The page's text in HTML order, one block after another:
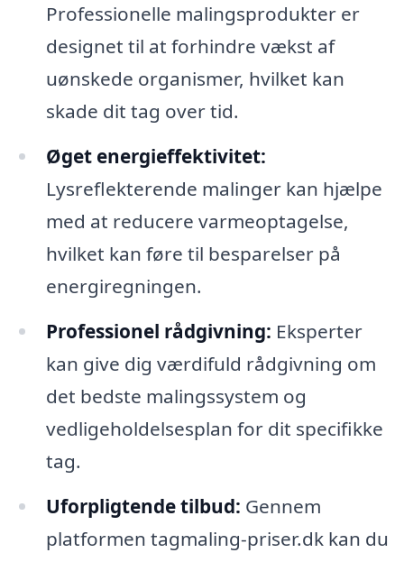
Professionelle malingsprodukter er
designet til at forhindre vækst af
uønskede organismer, hvilket kan
skade dit tag over tid.
Øget energieffektivitet:
Lysreflekterende malinger kan hjælpe
med at reducere varmeoptagelse,
hvilket kan føre til besparelser på
energiregningen.
Professionel rådgivning: Eksperter
kan give dig værdifuld rådgivning om
det bedste malingssystem og
vedligeholdelsesplan for dit specifikke
tag.
Uforpligtende tilbud: Gennem
platformen tagmaling-priser.dk kan du